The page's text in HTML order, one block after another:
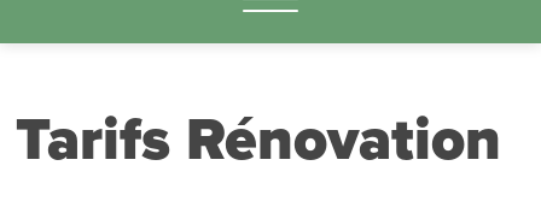
Tarifs Rénovation